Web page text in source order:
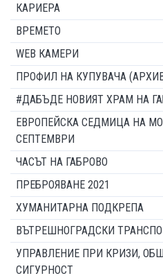
КАРИЕРА
ВРЕМЕТО
WEB КАМЕРИ
ПРОФИЛ НА КУПУВАЧА
#ДАБЪДЕ НОВИЯТ ХРАМ НА
ЕВРОПЕЙСКА СЕДМИЦА НА
СЕПТЕМВРИ
ЧАСЪТ НА ГАБРОВО
ПРЕБРОЯВАНЕ 2021
ХУМАНИТАРНА ПОДКРЕПА
ВЪТРЕШНОГРАДСКИ
УПРАВЛЕНИЕ ПРИ КРИЗИ,
СИГУРНОСТ